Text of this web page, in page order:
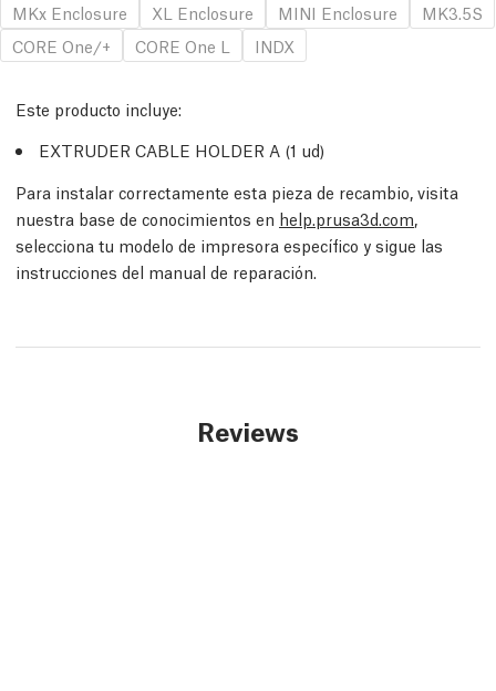
MKx Enclosure
XL Enclosure MINI Enclosure
MK3.5S
CORE One/+
CORE One L INDX
Este producto incluye:
EXTRUDER CABLE HOLDER A (1 ud)
Para instalar correctamente esta pieza de recambio, visita
nuestra base de conocimientos en help.prusa3d.com,
selecciona tu modelo de impresora específico y sigue las
instrucciones del manual de reparación.
Reviews